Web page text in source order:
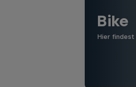
Bike
Hier findest